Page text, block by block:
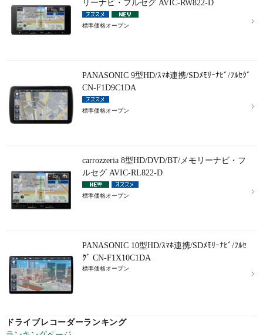
リーナビ・フルセグ AVIC-RW822-D
標準価格オープン
PANASONIC 9型HD/ｽﾏﾎ連携/SDﾒﾓﾘｰﾅﾋﾞ/ﾌﾙｾｸﾞ
CN-F1D9C1DA
標準価格オープン
carrozzeria 8型HD/DVD/BT/メモリーナビ・フ
ルセグ AVIC-RL822-D
標準価格オープン
PANASONIC 10型HD/ｽﾏﾎ連携/SDﾒﾓﾘｰﾅﾋﾞ/ﾌﾙｾ
ｸﾞ CN-F1X10C1DA
標準価格オープン
ドライブレコーダーランキング